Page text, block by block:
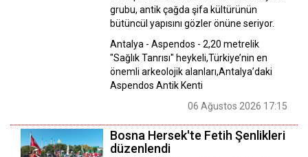
grubu, antik çağda şifa kültürünün
bütüncül yapısını gözler önüne seriyor.
Antalya - Aspendos - 2,20 metrelik
"Sağlık Tanrısı" heykeli,Türkiye’nin en
önemli arkeolojik alanları,Antalya’daki
Aspendos Antik Kenti
06 Ağustos 2026 17:15
Bosna Hersek'te Fetih Şenlikleri
düzenlendi